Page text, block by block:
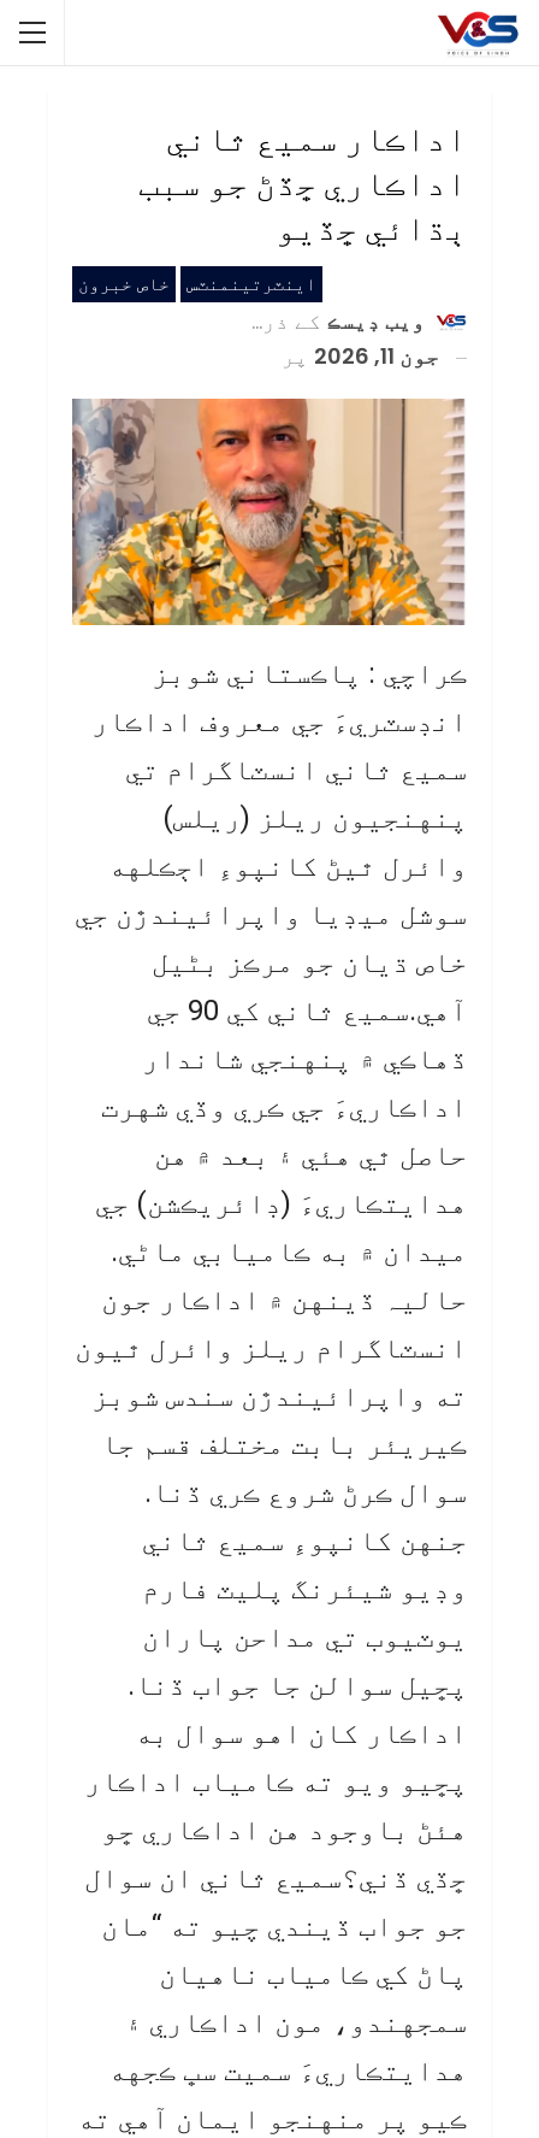
اداڪار سميع ثاني
اداڪاري ڇڏڻ جو سبب
ٻڌائي ڇڏيو
اينٽرتينمنٽس خاص خبرون
ويب ڊيسڪ کے ذریعہ
جون 11, 2026
پر
ڪراچي : پاڪستاني شوبز
انڊسٽريءَ جي معروف اداڪار
سميع ثاني انسٽاگرام تي
پنهنجيون ريلز (ريلس)
وائرل ٿيڻ کانپوءِ اڄڪلهه
سوشل ميڊيا واپرائيندڙن جي
خاص ڌيان جو مرڪز بڻيل
آهي.سميع ثاني کي 90 جي
ڏهاڪي ۾ پنهنجي شاندار
اداڪاريءَ جي ڪري وڏي شهرت
حاصل ٿي هئي ۽ بعد ۾ هن
هدايتڪاريءَ (ڊائريڪشن) جي
ميدان ۾ به ڪاميابي ماڻي.
حاليہ ڏينهن ۾ اداڪار جون
انسٽاگرام ريلز وائرل ٿيون
ته واپرائيندڙن سندس شوبز
ڪيريئر بابت مختلف قسم جا
سوال ڪرڻ شروع ڪري ڏنا.
جنهن کانپوءِ سميع ثاني
وڊيو شيئرنگ پليٽ فارم
يوٽيوب تي مداحن پاران
پڇيل سوالن جا جواب ڏنا.
اداڪار کان اهو سوال به
پڇيو ويو ته ڪامياب اداڪار
هئڻ باوجود هن اداڪاري ڇو
ڇڏي ڏني؟سميع ثاني ان سوال
جو جواب ڏيندي چيو ته “مان
پاڻ کي ڪامياب ناهيان
سمجهندو، مون اداڪاري ۽
هدايتڪاريءَ سميت سڀ ڪجهه
ڪيو پر منهنجو ايمان آهي ته